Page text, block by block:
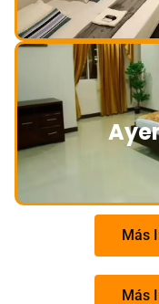
Más
Más